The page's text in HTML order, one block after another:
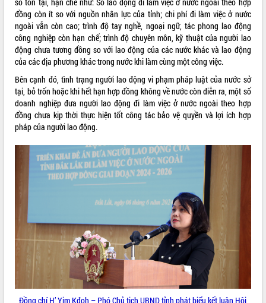
đồng còn ít so với nguồn nhân lực của tỉnh; chi phí đi làm việc ở nước
ngoài vẫn còn cao; trình độ tay nghề, ngoại ngữ, tác phong lao động
công nghiệp còn hạn chế; trình độ chuyên môn, kỹ thuật của người lao
động chưa tương đồng so với lao động của các nước khác và lao động
của các địa phương khác trong nước khi làm cùng một công việc.
Bên cạnh đó, tình trạng người lao động vi phạm pháp luật của nước sở
tại, bỏ trốn hoặc khi hết hạn hợp đồng không về nước còn diễn ra, một số
doanh nghiệp đưa người lao động đi làm việc ở nước ngoài theo hợp
đồng chưa kịp thời thực hiện tốt công tác bảo vệ quyền và lợi ích hợp
pháp của người lao động.
Đồng chí H’ Yim Kđoh – Phó Chủ tịch UBND tỉnh phát biểu kết luận Hội